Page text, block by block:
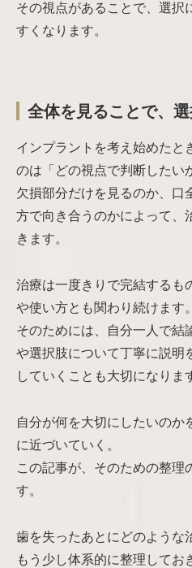
その視点があることで、選択
すくなります。
全体を見ることで、
インプラントを考え始めたと
のは「どの視点で判断したい
欠損部分だけを見るのか、口
方で向き合うのかによって、
きます。
治療は一度きりで完結するも
や使い方とも関わり続けます。
そのためには、自分一人で結
や選択肢について丁寧に説明
していくことも大切になりま
自分が何を大切にしたいのか
に近づいていく。
この記事が、そのための整理
す。
歯を失ったあとにどのような
もう少し体系的に整理してお